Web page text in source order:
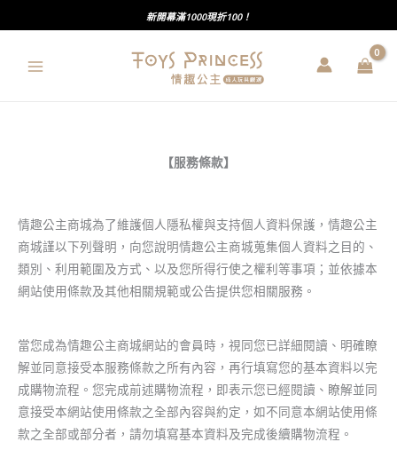
至
新開幕滿1000現折100！
【服務條款】
情趣公主商城為了維護個人隱私權與支持個人資料保護，情趣公主
商城謹以下列聲明，向您說明情趣公主商城蒐集個人資料之目的、
類別、利用範圍及方式、以及您所得行使之權利等事項；並依據本
網站使用條款及其他相關規範或公告提供您相關服務。
當您成為情趣公主商城網站的會員時，視同您已詳細閱讀、明確瞭
解並同意接受本服務條款之所有內容，再行填寫您的基本資料以完
成購物流程。您完成前述購物流程，即表示您已經閱讀、瞭解並同
意接受本網站使用條款之全部內容與約定，如不同意本網站使用條
款之全部或部分者，請勿填寫基本資料及完成後續購物流程。